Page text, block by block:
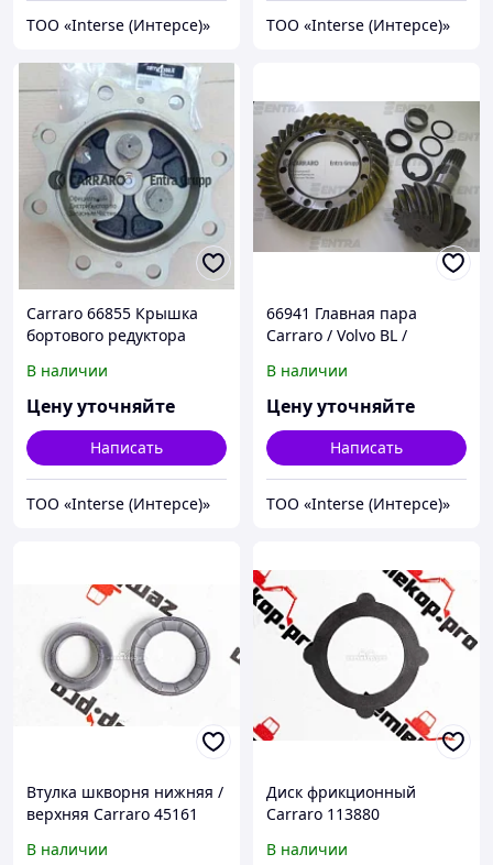
ТОО «Interse (Интерсе)» ТОО «Interse (Интерсе)»
Carraro 66855 Крышка
бортового редуктора
Hidromek / Volvo
В наличии
Цену уточняйте
Написать
ТОО «Interse (Интерсе)»
66941 Главная пара
Carraro / Volvo BL /
В наличии
Цену уточняйте
Написать
ТОО «Interse (Интерсе)»
Втулка шкворня нижняя /
верхняя Carraro 45161
В наличии
Диск фрикционный
Carraro 113880
В наличии